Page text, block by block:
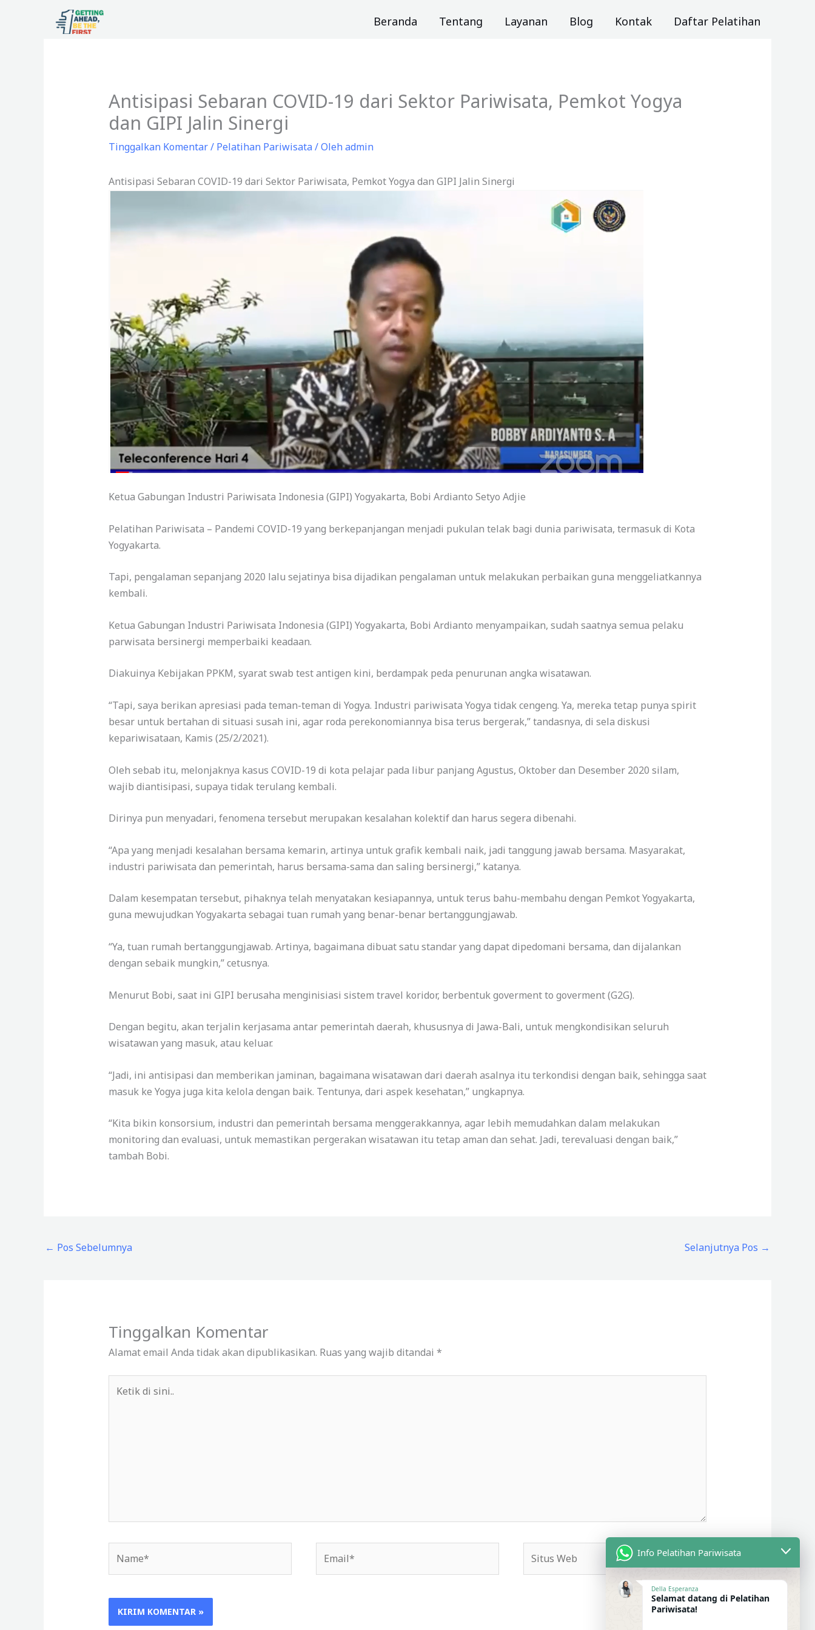
Beranda Tentang Layanan Blog Kontak Daftar Pelatihan
Antisipasi Sebaran COVID-19 dari Sektor Pariwisata, Pemkot Yogya
dan GIPI Jalin Sinergi
Tinggalkan Komentar/ Pelatihan Pariwisata/ Olehadmin
Antisipasi Sebaran COVID-19 dari Sektor Pariwisata, Pemkot Yogya dan GIPI Jalin Sinergi
Ketua Gabungan Industri Pariwisata Indonesia (GIPI) Yogyakarta, Bobi Ardianto Setyo Adjie
Pelatihan Pariwisata – Pandemi COVID-19 yang berkepanjangan menjadi pukulan telak bagi dunia pariwisata, termasuk di Kota
Yogyakarta.
Tapi, pengalaman sepanjang 2020 lalu sejatinya bisa dijadikan pengalaman untuk melakukan perbaikan guna menggeliatkannya
kembali.
Ketua Gabungan Industri Pariwisata Indonesia (GIPI) Yogyakarta, Bobi Ardianto menyampaikan, sudah saatnya semua pelaku
parwisata bersinergi memperbaiki keadaan.
Diakuinya Kebijakan PPKM, syarat swab test antigen kini, berdampak peda penurunan angka wisatawan.
“Tapi, saya berikan apresiasi pada teman-teman di Yogya. Industri pariwisata Yogya tidak cengeng. Ya, mereka tetap punya spirit
besar untuk bertahan di situasi susah ini, agar roda perekonomiannya bisa terus bergerak,” tandasnya, di sela diskusi
kepariwisataan, Kamis (25/2/2021).
Oleh sebab itu, melonjaknya kasus COVID-19 di kota pelajar pada libur panjang Agustus, Oktober dan Desember 2020 silam,
wajib diantisipasi, supaya tidak terulang kembali.
Dirinya pun menyadari, fenomena tersebut merupakan kesalahan kolektif dan harus segera dibenahi.
“Apa yang menjadi kesalahan bersama kemarin, artinya untuk grafik kembali naik, jadi tanggung jawab bersama. Masyarakat,
industri pariwisata dan pemerintah, harus bersama-sama dan saling bersinergi,” katanya.
Dalam kesempatan tersebut, pihaknya telah menyatakan kesiapannya, untuk terus bahu-membahu dengan Pemkot Yogyakarta,
guna mewujudkan Yogyakarta sebagai tuan rumah yang benar-benar bertanggungjawab.
“Ya, tuan rumah bertanggungjawab. Artinya, bagaimana dibuat satu standar yang dapat dipedomani bersama, dan dijalankan
dengan sebaik mungkin,” cetusnya.
Menurut Bobi, saat ini GIPI berusaha menginisiasi sistem travel koridor, berbentuk goverment to goverment (G2G).
Dengan begitu, akan terjalin kerjasama antar pemerintah daerah, khususnya di Jawa-Bali, untuk mengkondisikan seluruh
wisatawan yang masuk, atau keluar.
“Jadi, ini antisipasi dan memberikan jaminan, bagaimana wisatawan dari daerah asalnya itu terkondisi dengan baik, sehingga saat
masuk ke Yogya juga kita kelola dengan baik. Tentunya, dari aspek kesehatan,” ungkapnya.
“Kita bikin konsorsium, industri dan pemerintah bersama menggerakkannya, agar lebih memudahkan dalam melakukan
monitoring dan evaluasi, untuk memastikan pergerakan wisatawan itu tetap aman dan sehat. Jadi, terevaluasi dengan baik,”
tambah Bobi.
← Pos Sebelumnya Selanjutnya Pos →
Tinggalkan Komentar
Alamat email Anda tidak akan dipublikasikan. Ruas yang wajib ditandai *
Web
Info Pelatihan Pariwisata
Della Esperanza
Selamat datang di Pelatihan
Pariwisata!